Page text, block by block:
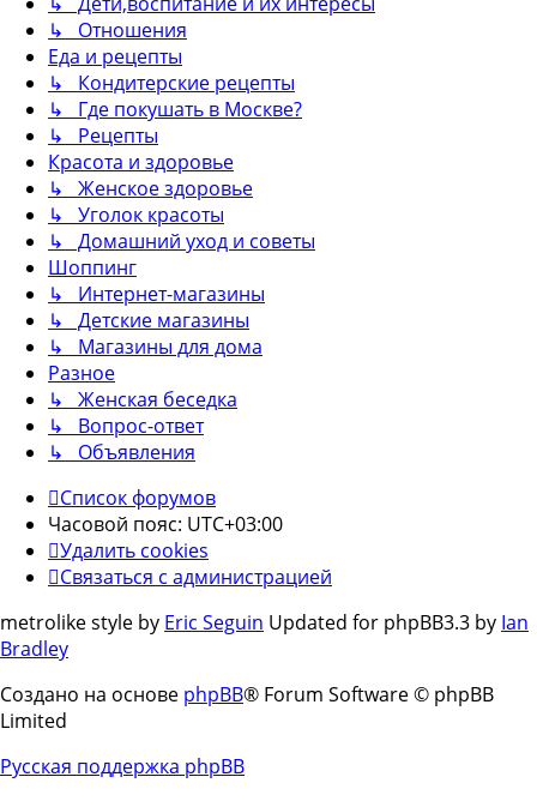
↳ Отношения
Еда и рецепты
↳ Кондитерские рецепты
↳ Где покушать в Москве?
↳ Рецепты
Красота и здоровье
↳ Женское здоровье
↳ Уголок красоты
↳ Домашний уход и советы
Шоппинг
↳ Интернет-магазины
↳ Детские магазины
↳ Магазины для дома
Разное
↳ Женская беседка
↳ Вопрос-ответ
↳ Объявления
Список форумов
Часовой пояс: UTC+03:00
Удалить cookies
Связаться с администрацией
metrolike style by Eric Seguin Updated for phpBB3.3 by Ian
Bradley
Создано на основе phpBB® Forum Software © phpBB
Limited
Русская поддержка phpBB